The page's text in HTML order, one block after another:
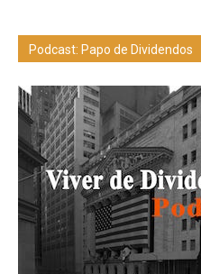
Podcast: Papo de Dividendos